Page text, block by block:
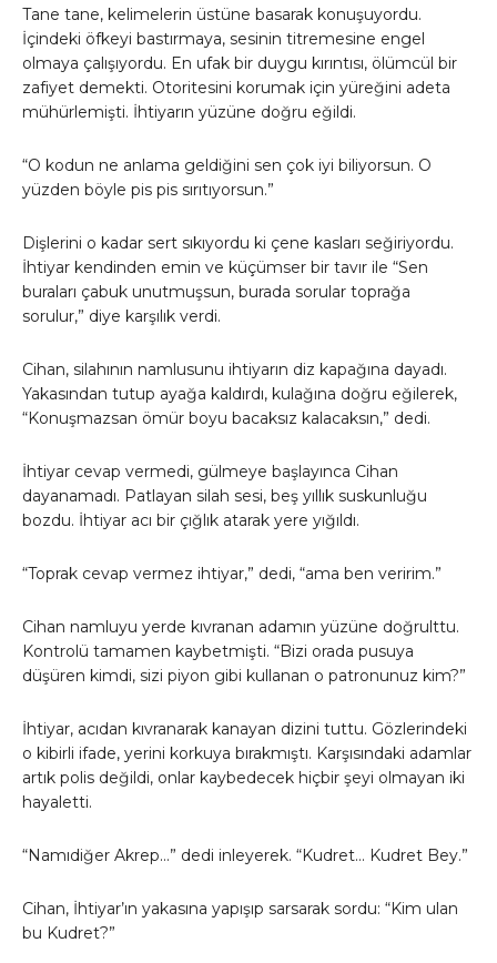
Tane tane, kelimelerin üstüne basarak konuşuyordu.
İçindeki öfkeyi bastırmaya, sesinin titremesine engel
olmaya çalışıyordu. En ufak bir duygu kırıntısı, ölümcül bir
zafiyet demekti. Otoritesini korumak için yüreğini adeta
mühürlemişti. İhtiyarın yüzüne doğru eğildi.
“O kodun ne anlama geldiğini sen çok iyi biliyorsun. O
yüzden böyle pis pis sırıtıyorsun.”
Dişlerini o kadar sert sıkıyordu ki çene kasları seğiriyordu.
İhtiyar kendinden emin ve küçümser bir tavır ile “Sen
buraları çabuk unutmuşsun, burada sorular toprağa
sorulur,” diye karşılık verdi.
Cihan, silahının namlusunu ihtiyarın diz kapağına dayadı.
Yakasından tutup ayağa kaldırdı, kulağına doğru eğilerek,
“Konuşmazsan ömür boyu bacaksız kalacaksın,” dedi.
İhtiyar cevap vermedi, gülmeye başlayınca Cihan
dayanamadı. Patlayan silah sesi, beş yıllık suskunluğu
bozdu. İhtiyar acı bir çığlık atarak yere yığıldı.
“Toprak cevap vermez ihtiyar,” dedi, “ama ben veririm.”
Cihan namluyu yerde kıvranan adamın yüzüne doğrulttu.
Kontrolü tamamen kaybetmişti. “Bizi orada pusuya
düşüren kimdi, sizi piyon gibi kullanan o patronunuz kim?”
İhtiyar, acıdan kıvranarak kanayan dizini tuttu. Gözlerindeki
o kibirli ifade, yerini korkuya bırakmıştı. Karşısındaki adamlar
artık polis değildi, onlar kaybedecek hiçbir şeyi olmayan iki
hayaletti.
“Namıdiğer Akrep…” dedi inleyerek. “Kudret… Kudret Bey.”
Cihan, İhtiyar’ın yakasına yapışıp sarsarak sordu: “Kim ulan
bu Kudret?”